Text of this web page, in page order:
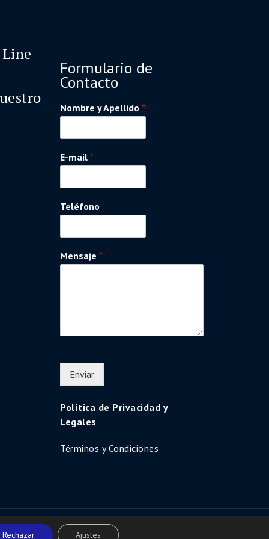
Formulario de
Contacto
Nombre y Apellido *
E-mail *
Teléfono
Mensaje *
Enviar
Política de Privacidad y
Legales
Términos y Condiciones
Uni Education by
Rechazar Ajustes